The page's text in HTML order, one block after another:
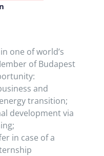
one of world’s
of Budapest
and
transition;
development via
in case of a